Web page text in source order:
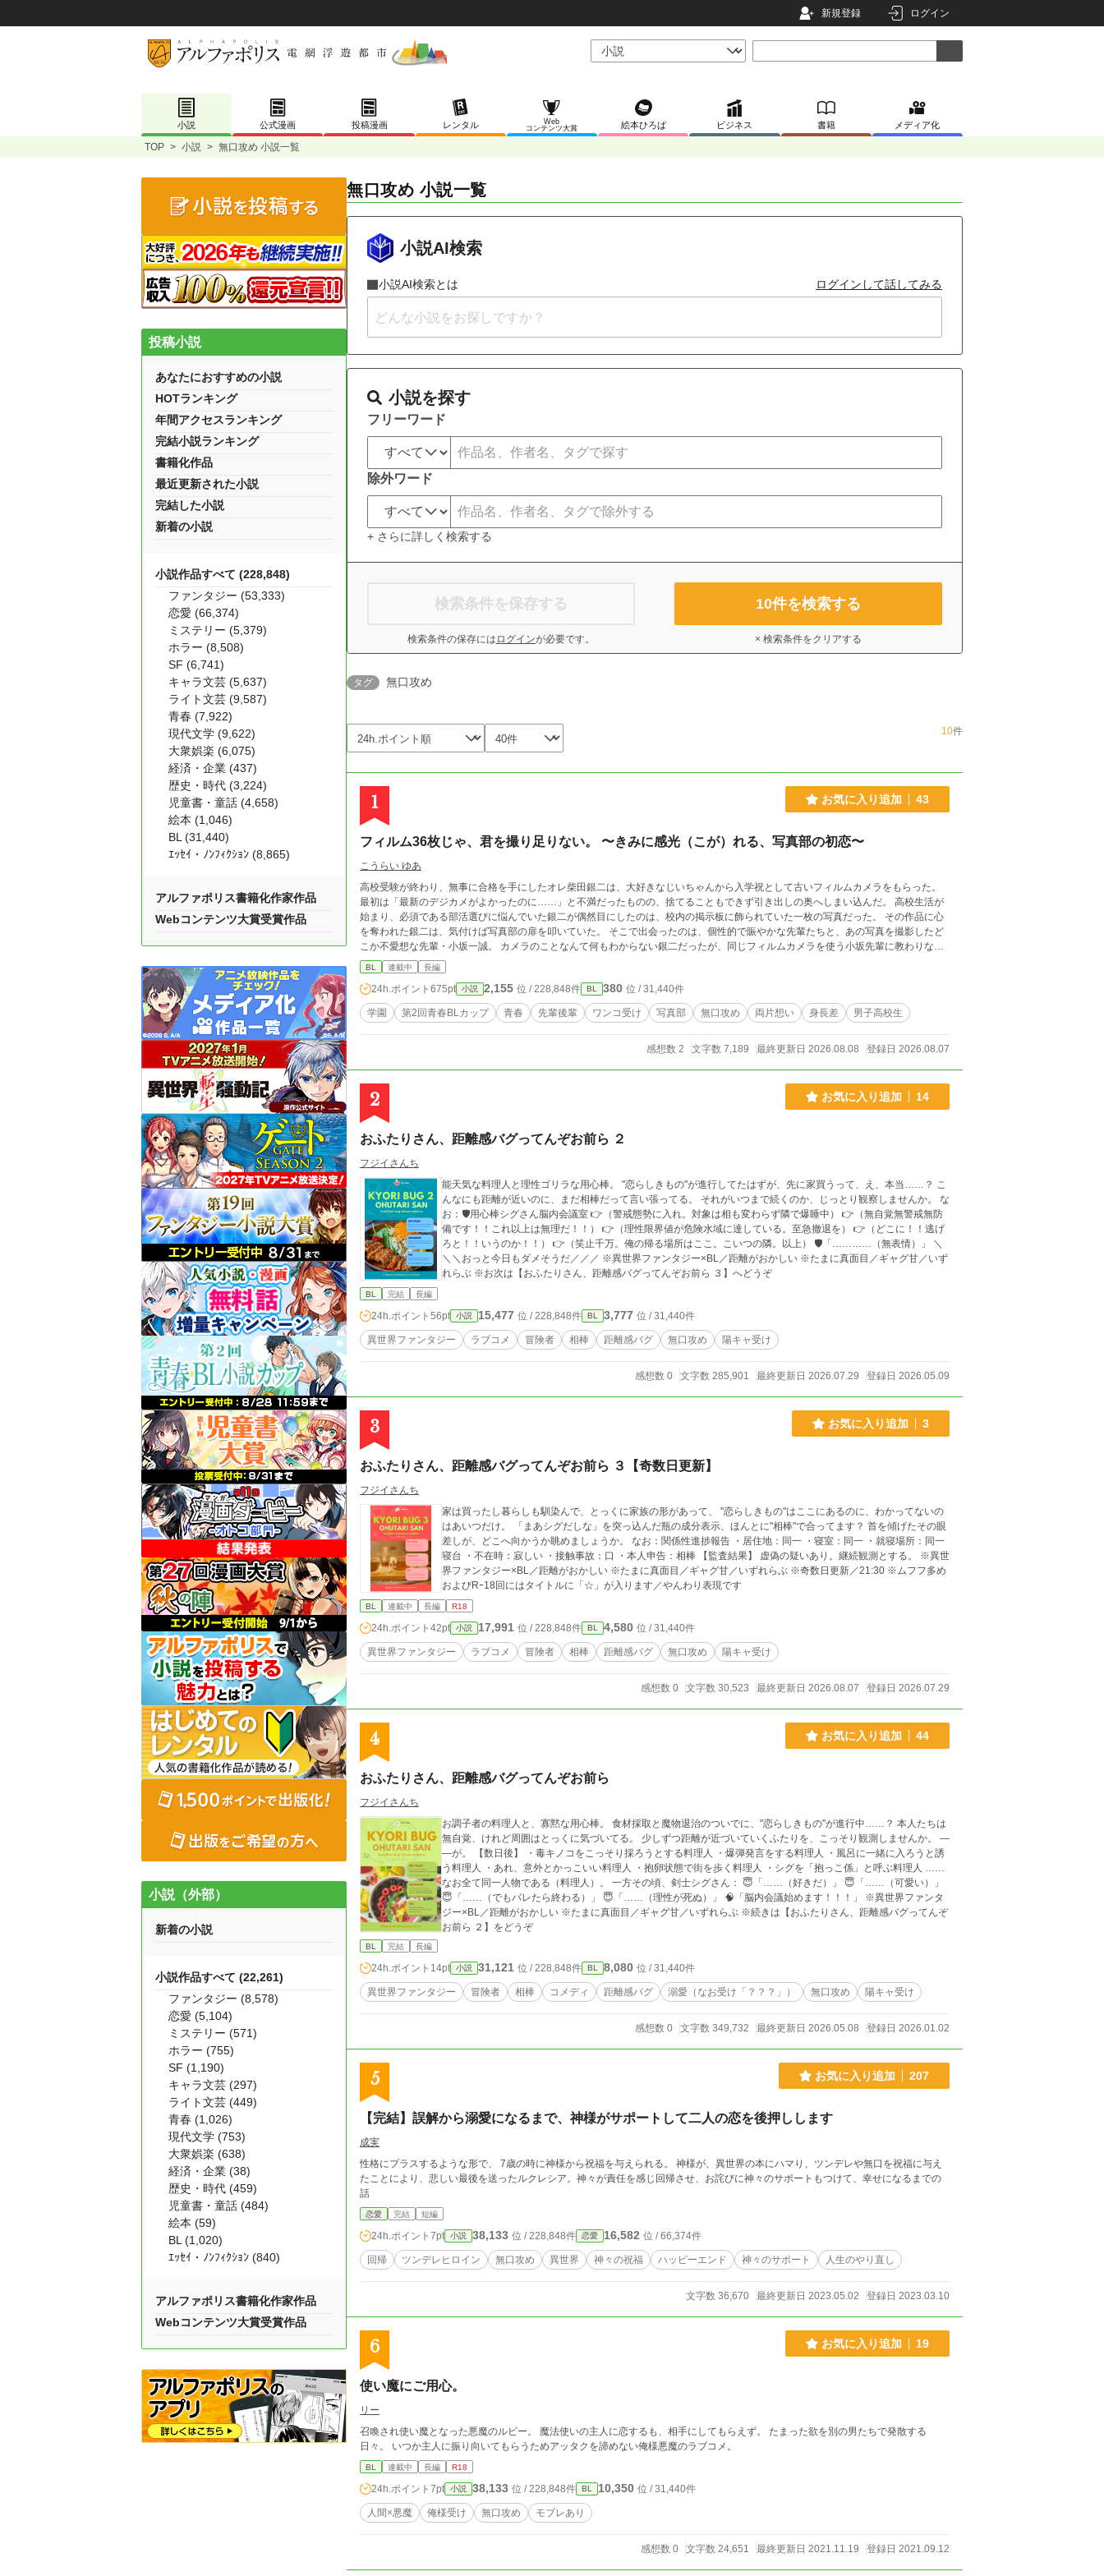
新規登録 ログイン
小説 公式漫画 投稿漫画 レンタル
Web
コンテンツ大賞
絵本ひろば ビジネス 書籍 メディア化
TOP > 小説 > 無口攻め 小説一覧
無口攻め 小説一覧
小説AI検索
小説AI検索とは ログインして話してみる
小説を探す
フリーワード
除外ワード
+ さらに詳しく検索する
検索条件を保存する
検索条件の保存には ログインが必要です。
10件を検索する
× 検索条件をクリアする
タグ 無口攻め
10件
1 お気に入り追加 43
フィルム36枚じゃ、君を撮り足りない。 〜きみに感光（こが）れる、写真部の初恋〜
こうらい ゆあ
高校受験が終わり、無事に合格を手にしたオレ柴田銀二は、大好きなじいちゃんから入学祝として古いフィルムカメラをもらった。
最初は「最新のデジカメがよかったのに……」と不満だったものの、捨てることもできず引き出しの奥へしまい込んだ。 高校生活が
始まり、必須である部活選びに悩んでいた銀二が偶然目にしたのは、校内の掲示板に飾られていた一枚の写真だった。 その作品に心
を奪われた銀二は、気付けば写真部の扉を叩いていた。 そこで出会ったのは、個性的で賑やかな先輩たちと、あの写真を撮影したど
こか不愛想な先輩・小坂一誠。 カメラのことなんて何もわからない銀二だったが、同じフィルムカメラを使う小坂先輩に教わりなが
ら、少しずつ写真の魅力と「撮る楽しさ」に夢中になっていく。 ファインダー越しに見つめるイチ先輩の真剣な横顔。 ふとした瞬間
に見せる優しい笑顔。 そんな彼の顔を見るたび、胸は不思議なくらい高鳴る。 けれど、その理由が銀二自身はわからずにいた。 ファ
インダー越しに重なっていく景色と、少しずつ色づいていく恋心。 一枚の写真から始まる、爽やかで甘酸っぱい青春ＢＬ。
BL 連載中 長編
24h.ポイント 675pt 小説 2,155 位 / 228,848件 BL 380 位 / 31,440件
学園 第2回青春BLカップ 青春 先輩後輩 ワンコ受け 写真部 無口攻め 両片想い 身長差 男子高校生
感想数 2 文字数 7,189 最終更新日 2026.08.08 登録日 2026.08.07
2 お気に入り追加 14
おふたりさん、距離感バグってんぞお前ら ２
フジイさんち
能天気な料理人と理性ゴリラな用心棒。 "恋らしきもの"が進行してたはずが、先に家買うって、え、本当……？ こ
んなにも距離が近いのに、まだ相棒だって言い張ってる。 それがいつまで続くのか、じっとり観察しませんか。 な
お：🛡️用心棒シグさん脳内会議室 👉（警戒態勢に入れ。対象は相も変わらず隣で爆睡中） 👉（無自覚無警戒無防
備です！！これ以上は無理だ！！） 👉（理性限界値が危険水域に達している。至急撤退を） 👉（どこに！！逃げ
ろと！！いうのか！！） 👉（笑止千万。俺の帰る場所はここ。こいつの隣。以上） 🛡️「…………（無表情）」 ＼
＼＼おっと今日もダメそうだ／／／ ※異世界ファンタジー×BL／距離がおかしい ※たまに真面目／ギャグ甘／いず
れらぶ ※お次は【おふたりさん、距離感バグってんぞお前ら ３】へどうぞ
BL 完結 長編
24h.ポイント 56pt 小説 15,477 位 / 228,848件 BL 3,777 位 / 31,440件
異世界ファンタジー ラブコメ 冒険者 相棒 距離感バグ 無口攻め 陽キャ受け
感想数 0 文字数 285,901 最終更新日 2026.07.29 登録日 2026.05.09
3 お気に入り追加 3
おふたりさん、距離感バグってんぞお前ら ３【奇数日更新】
フジイさんち
家は買ったし暮らしも馴染んで、とっくに家族の形があって、 "恋らしきもの"はここにあるのに、わかってないの
はあいつだけ。 「まあシグだしな」を突っ込んだ瓶の成分表示、ほんとに"相棒"で合ってます？ 首を傾げたその眼
差しが、どこへ向かうか眺めましょうか。 なお：関係性進捗報告 ・居住地：同一 ・寝室：同一 ・就寝場所：同一
寝台 ・不在時：寂しい ・接触事故：口 ・本人申告：相棒 【監査結果】 虚偽の疑いあり。継続観測とする。 ※異世
界ファンタジー×BL／距離がおかしい ※たまに真面目／ギャグ甘／いずれらぶ ※奇数日更新／21:30 ※ムフフ多め
およびRｰ18回にはタイトルに「☆」が入ります／やんわり表現です
BL 連載中 長編 R18
24h.ポイント 42pt 小説 17,991 位 / 228,848件 BL 4,580 位 / 31,440件
異世界ファンタジー ラブコメ 冒険者 相棒 距離感バグ 無口攻め 陽キャ受け
感想数 0 文字数 30,523 最終更新日 2026.08.07 登録日 2026.07.29
4 お気に入り追加 44
おふたりさん、距離感バグってんぞお前ら
フジイさんち
お調子者の料理人と、寡黙な用心棒。 食材採取と魔物退治のついでに、"恋らしきもの"が進行中……？ 本人たちは
無自覚、けれど周囲はとっくに気づいてる。 少しずつ距離が近づいていくふたりを、こっそり観測しませんか。 ―
―が。 【数日後】 ・毒キノコをこっそり採ろうとする料理人 ・爆弾発言をする料理人 ・風呂に一緒に入ろうと誘
う料理人 ・あれ、意外とかっこいい料理人 ・抱卵状態で街を歩く料理人 ・シグを「抱っこ係」と呼ぶ料理人 ……
なお全て同一人物である（料理人）。 一方その頃、剣士シグさん： 😇「……（好きだ）」 😇「……（可愛い）」
😇「……（でもバレたら終わる）」 😇「……（理性が死ぬ）」 🧠「脳内会議始めます！！！」 ※異世界ファンタ
ジー×BL／距離がおかしい ※たまに真面目／ギャグ甘／いずれらぶ ※続きは【おふたりさん、距離感バグってんぞ
お前ら ２】をどうぞ
BL 完結 長編
24h.ポイント 14pt 小説 31,121 位 / 228,848件 BL 8,080 位 / 31,440件
異世界ファンタジー 冒険者 相棒 コメディ 距離感バグ 溺愛（なお受け「？？？」） 無口攻め 陽キャ受け
感想数 0 文字数 349,732 最終更新日 2026.05.08 登録日 2026.01.02
5 お気に入り追加 207
【完結】誤解から溺愛になるまで、神様がサポートして二人の恋を後押しします
成実
性格にプラスするような形で、 7歳の時に神様から祝福を与えられる。 神様が、異世界の本にハマり、ツンデレや無口を祝福に与え
たことにより、悲しい最後を送ったルクレシア。神々が責任を感じ回帰させ、お詫びに神々のサポートもつけて、幸せになるまでの
話
恋愛 完結 短編
24h.ポイント 7pt 小説 38,133 位 / 228,848件 恋愛 16,582 位 / 66,374件
回帰 ツンデレヒロイン 無口攻め 異世界 神々の祝福 ハッピーエンド 神々のサポート 人生のやり直し
文字数 36,670 最終更新日 2023.05.02 登録日 2023.03.10
6 お気に入り追加 19
使い魔にご用心。
リー
召喚され使い魔となった悪魔のルビー。 魔法使いの主人に恋するも、相手にしてもらえず。 たまった欲を別の男たちで発散する
日々。 いつか主人に振り向いてもらうためアッタクを諦めない俺様悪魔のラブコメ。
BL 連載中 長編 R18
24h.ポイント 7pt 小説 38,133 位 / 228,848件 BL 10,350 位 / 31,440件
人間×悪魔 俺様受け 無口攻め モブレあり
感想数 0 文字数 24,651 最終更新日 2021.11.19 登録日 2021.09.12
投稿小説
あなたにおすすめの小説
HOTランキング
年間アクセスランキング
完結小説ランキング
書籍化作品
最近更新された小説
完結した小説
新着の小説
小説作品すべて (228,848)
ファンタジー (53,333)
恋愛 (66,374)
ミステリー (5,379)
ホラー (8,508)
SF (6,741)
キャラ文芸 (5,637)
ライト文芸 (9,587)
青春 (7,922)
現代文学 (9,622)
大衆娯楽 (6,075)
経済・企業 (437)
歴史・時代 (3,224)
児童書・童話 (4,658)
絵本 (1,046)
BL (31,440)
ｴｯｾｲ・ﾉﾝﾌｨｸｼｮﾝ (8,865)
アルファポリス書籍化作家作品
Webコンテンツ大賞受賞作品
小説（外部）
新着の小説
小説作品すべて (22,261)
ファンタジー (8,578)
恋愛 (5,104)
ミステリー (571)
ホラー (755)
SF (1,190)
キャラ文芸 (297)
ライト文芸 (449)
青春 (1,026)
現代文学 (753)
大衆娯楽 (638)
経済・企業 (38)
歴史・時代 (459)
児童書・童話 (484)
絵本 (59)
BL (1,020)
ｴｯｾｲ・ﾉﾝﾌｨｸｼｮﾝ (840)
アルファポリス書籍化作家作品
Webコンテンツ大賞受賞作品